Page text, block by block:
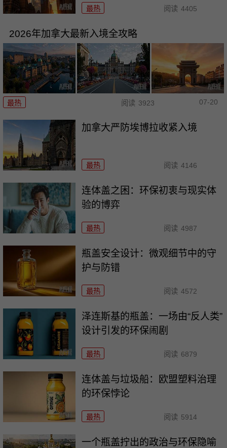
最热 阅读 4405
2026年加拿大最新入境全攻略
最热 阅读 3923 07-20
加拿大严防埃博拉收紧入境
最热 阅读 4146
连体盖之困：环保初衷与现实体
验的博弈
最热 阅读 4987
瓶盖安全设计：微观细节中的守
护与防错
最热 阅读 4572
泽连斯基的瓶盖：一场由“反人类”
设计引发的环保闹剧
最热 阅读 6879
连体盖与垃圾船：欧盟塑料治理
的环保悖论
最热 阅读 5914
一个瓶盖拧出的政治与环保隐喻